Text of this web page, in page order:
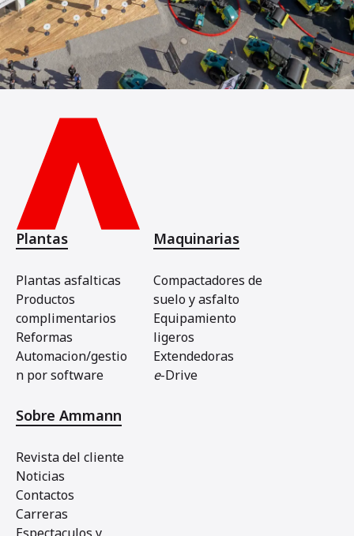
Plantas
Plantas asfalticas
Productos
complimentarios
Reformas
Automacion/gestio
n por software
Maquinarias
Compactadores de
suelo y asfalto
Equipamiento
ligeros
Extendedoras
e-Drive
Sobre Ammann
Revista del cliente
Noticias
Contactos
Carreras